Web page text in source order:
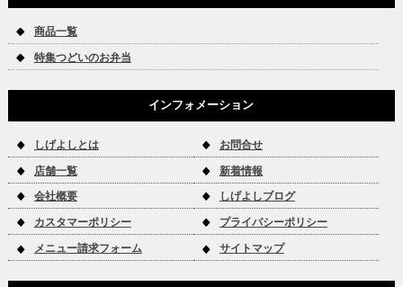
商品一覧
特集つどいのお弁当
インフォメーション
しげよしとは お問合せ
店舗一覧 新着情報
会社概要 しげよしブログ
カスタマーポリシー プライバシーポリシー
メニュー請求フォーム サイトマップ